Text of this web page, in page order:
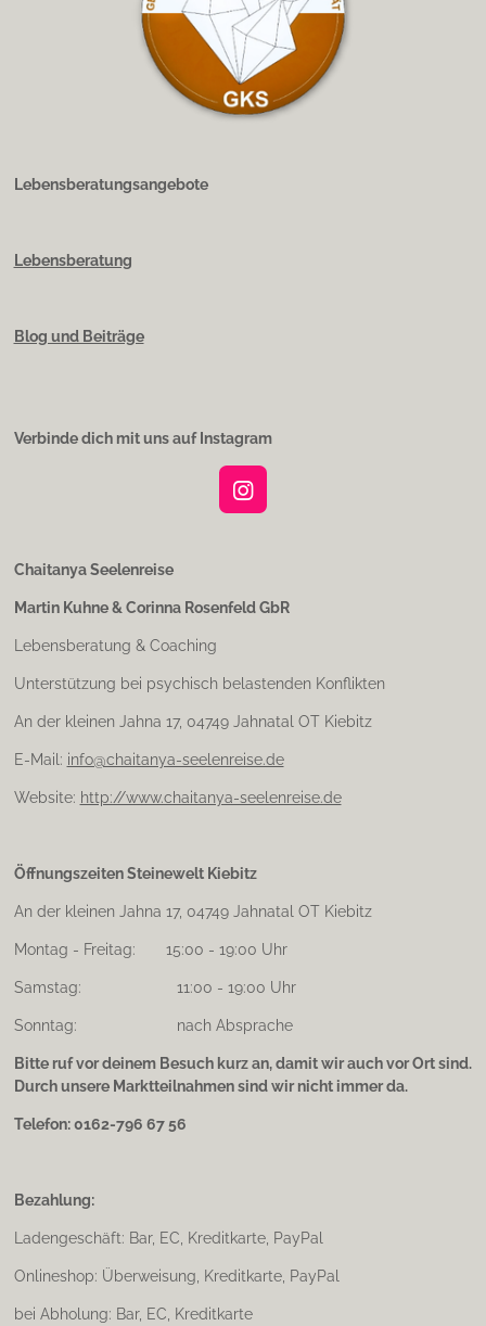
Lebensberatungsangebote
Lebensberatung
Blog und Beiträge
Verbinde dich mit uns auf Instagram
I
g
m
Chaitanya Seelenreise
Martin Kuhne & Corinna Rosenfeld GbR
Lebensberatung & Coaching
Unterstützung bei psychisch belastenden Konflikten
An der kleinen Jahna 17, 04749 Jahnatal OT Kiebitz
E-Mail: info@chaitanya-seelenreise.de
Website: http://www.chaitanya-seelenreise.de
Öffnungszeiten Steinewelt Kiebitz
An der kleinen Jahna 17, 04749 Jahnatal OT Kiebitz
Montag - Freitag: 15:00 - 19:00 Uhr
Samstag: 11:00 - 19:00 Uhr
Sonntag: nach Absprache
Bitte ruf vor deinem Besuch kurz an, damit wir auch vor Ort sind.
Durch unsere Marktteilnahmen sind wir nicht immer da.
Telefon: 0162-796 67 56
Bezahlung:
Ladengeschäft: Bar, EC, Kreditkarte, PayPal
Onlineshop: Überweisung, Kreditkarte, PayPal
bei Abholung: Bar, EC, Kreditkarte